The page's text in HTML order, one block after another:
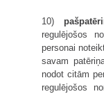
10)
regulējošos
personai
savam
nodot citām
regulējošos